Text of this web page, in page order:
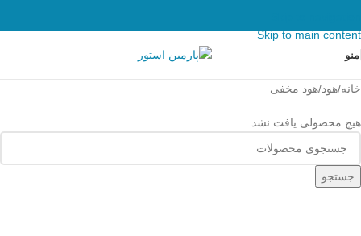
Skip to main content
منو
خانه هود هود مخفى
هیچ محصولی یافت نشد.
جستجو